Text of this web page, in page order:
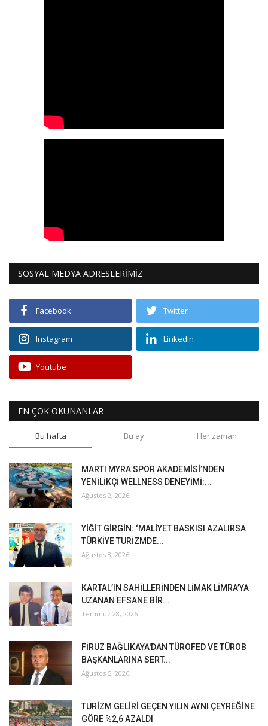
SOSYAL MEDYA ADRESLERİMİZ
Facebook Twitter
Instagram Linkedin
Youtube
EN ÇOK OKUNANLAR
Bu hafta Bu ay Her zaman
MARTI MYRA SPOR AKADEMİSİ’NDEN
YENİLİKÇİ WELLNESS DENEYİMİ:...
Ağustos 2, 2026
YİĞİT GİRGİN: ‘MALİYET BASKISI AZALIRSA
TÜRKİYE TURİZMDE...
Ağustos 3, 2026
KARTAL’IN SAHİLLERİNDEN LİMAK LİMRA’YA
UZANAN EFSANE BİR...
Temmuz 28, 2026
FİRUZ BAĞLIKAYA'DAN TÜROFED VE TÜROB
BAŞKANLARINA SERT...
Ağustos 5, 2026
TURİZM GELİRİ GEÇEN YILIN AYNI ÇEYREĞİNE
GÖRE %2,6 AZALDI